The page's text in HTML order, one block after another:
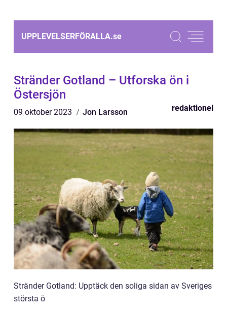
UPPLEVELSERFÖRALLA.se
Stränder Gotland – Utforska ön i
Östersjön
09 oktober 2023 Jon Larsson redaktionel
Stränder Gotland: Upptäck den soliga sidan av Sveriges
största ö